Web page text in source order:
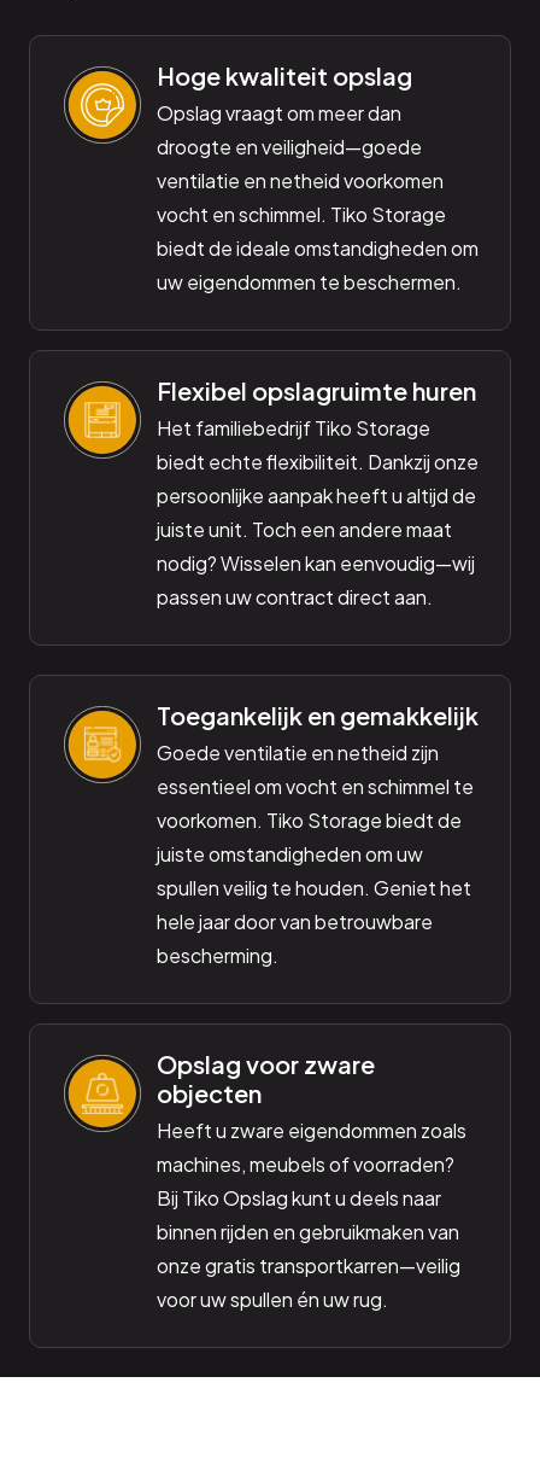
Hoge kwaliteit opslag
Opslag vraagt om meer dan
droogte en veiligheid—goede
ventilatie en netheid voorkomen
vocht en schimmel. Tiko Storage
biedt de ideale omstandigheden om
uw eigendommen te beschermen.
Flexibel opslagruimte huren
Het familiebedrijf Tiko Storage
biedt echte flexibiliteit. Dankzij onze
persoonlijke aanpak heeft u altijd de
juiste unit. Toch een andere maat
nodig? Wisselen kan eenvoudig—wij
passen uw contract direct aan.
Toegankelijk en gemakkelijk
Goede ventilatie en netheid zijn
essentieel om vocht en schimmel te
voorkomen. Tiko Storage biedt de
juiste omstandigheden om uw
spullen veilig te houden. Geniet het
hele jaar door van betrouwbare
bescherming.
Opslag voor zware
objecten
Heeft u zware eigendommen zoals
machines, meubels of voorraden?
Bij Tiko Opslag kunt u deels naar
binnen rijden en gebruikmaken van
onze gratis transportkarren—veilig
voor uw spullen én uw rug.